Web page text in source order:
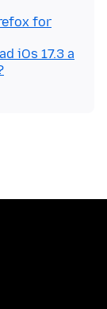
for
iOs 17.3 a